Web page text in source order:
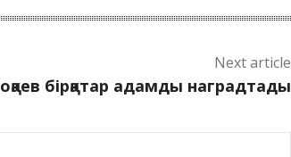
Next article
бірқатар адамды наградтады